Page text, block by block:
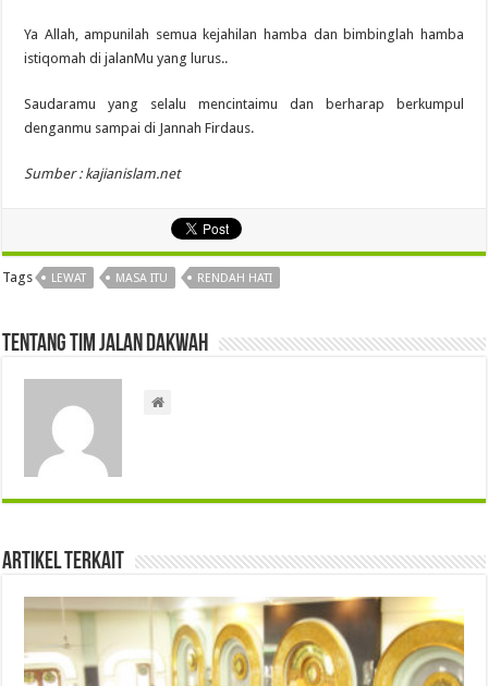
Ya Allah, ampunilah semua kejahilan hamba dan bimbinglah hamba
istiqomah di jalanMu yang lurus..
Saudaramu yang selalu mencintaimu dan berharap berkumpul
denganmu sampai di Jannah Firdaus.
Sumber : kajianislam.net
Tags LEWAT MASA ITU RENDAH HATI
Tentang Tim Jalan Dakwah
Artikel Terkait